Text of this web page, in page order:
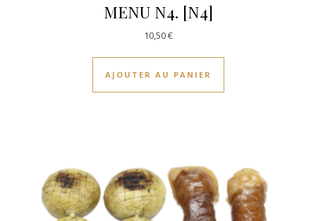
MENU N4. [N4]
10,50€
AJOUTER AU PANIER